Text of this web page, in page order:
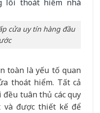
cửa uy tín hàng đầu
toàn là yếu tố quan
thoát hiểm. Tất cả
đều tuân thủ các quy
và được thiết kế để